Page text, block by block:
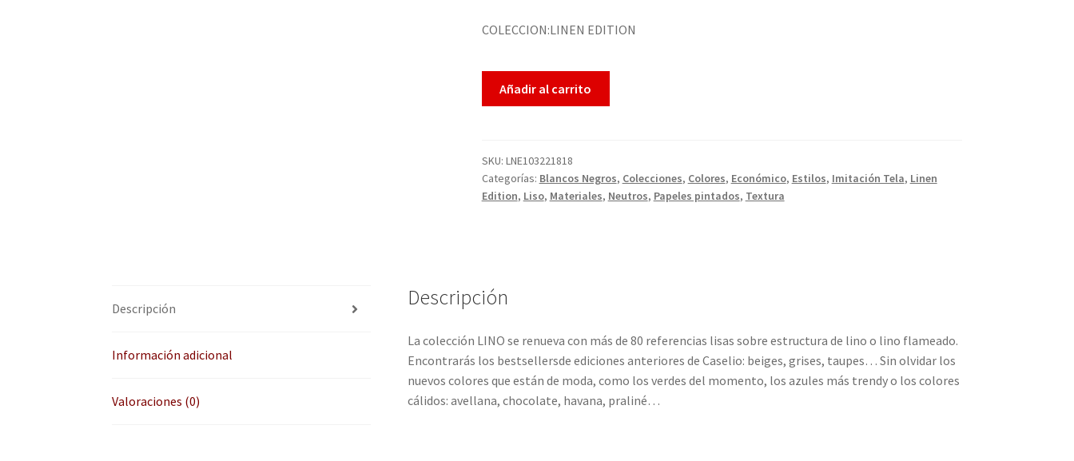
COLECCION:LINEN EDITION
Añadir al carrito
SKU: LNE103221818
Categorías: Blancos Negros, Colecciones, Colores, Económico, Estilos, Imitación Tela, Linen
Edition, Liso, Materiales, Neutros, Papeles pintados, Textura
Descripción
Información adicional
Valoraciones (0)
Descripción
La colección LINO se renueva con más de 80 referencias lisas sobre estructura de lino o lino flameado.
Encontrarás los bestsellersde ediciones anteriores de Caselio: beiges, grises, taupes… Sin olvidar los
nuevos colores que están de moda, como los verdes del momento, los azules más trendy o los colores
cálidos: avellana, chocolate, havana, praliné…